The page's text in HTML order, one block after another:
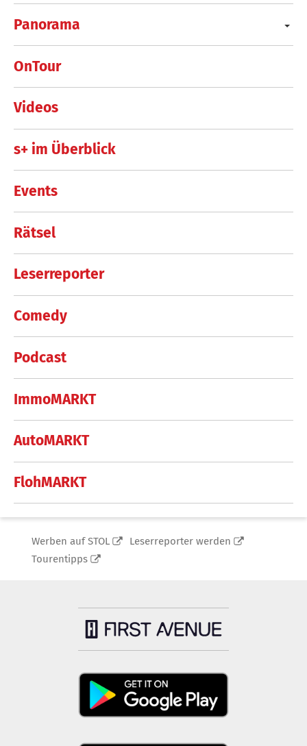
Panorama
OnTour
Videos
s+ im Überblick
Events
Rätsel
Leserreporter
Comedy
Podcast
ImmoMARKT
AutoMARKT
FlohMARKT
Werben auf STOL
Leserreporter werden
Tourentipps